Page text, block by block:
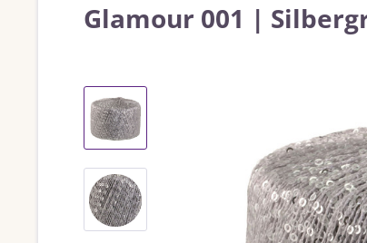
Glamour 001 |